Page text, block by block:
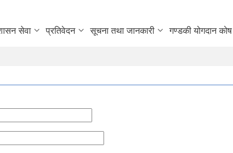
सेवा प्रतिवेदन सूचना तथा जानकारी गण्डकी योगदान कोष